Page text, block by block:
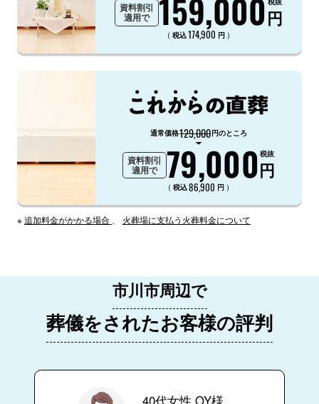
資料割引
適用で
159,000円
（ 税込174,900 円 ）
通常価格129,000円のところ
資料割引
適用で
79,000円
税抜
（ 税込86,900 円 ）
※追加料金がかかる場合 火葬場に支払う火葬料金について
市川市周辺で
葬儀をされたお客様の評判
40代女性 OY様